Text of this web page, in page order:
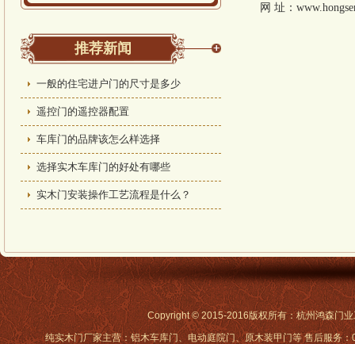
推荐新闻
一般的住宅进户门的尺寸是多少
遥控门的遥控器配置
车库门的品牌该怎么样选择
选择实木车库门的好处有哪些
实木门安装操作工艺流程是什么？
网 址：
Copyright © 2015-2016版权所有：杭州鸿森门
纯实木门厂家主营：铝木车库门、电动庭院门、原木装甲门等 售后服务